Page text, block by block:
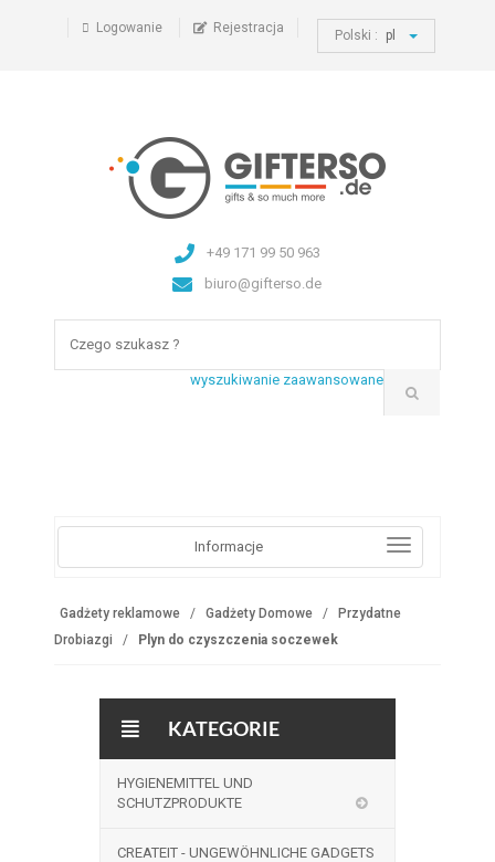
Logowanie Rejestracja Polski : pl
+49 171 99 50 963
biuro@gifterso.de
wyszukiwanie zaawansowane
Informacje
Gadżety reklamowe Gadżety Domowe
Przydatne
Drobiazgi
Plyn do czyszczenia soczewek
KATEGORIE
HYGIENEMITTEL UND
SCHUTZPRODUKTE
CREATEIT - UNGEWÖHNLICHE GADGETS